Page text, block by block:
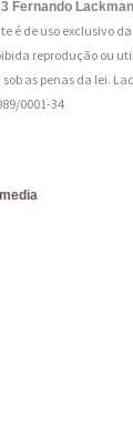
Fernando
é de uso exclusivo da
reprodução ou
as penas da lei.
0001-34